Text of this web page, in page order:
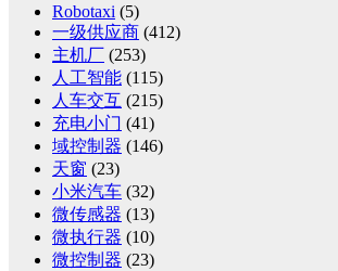
Robotaxi (5)
一级供应商 (412)
主机厂 (253)
人工智能 (115)
人车交互 (215)
充电小门 (41)
域控制器 (146)
天窗 (23)
小米汽车 (32)
微传感器 (13)
微执行器 (10)
微控制器 (23)